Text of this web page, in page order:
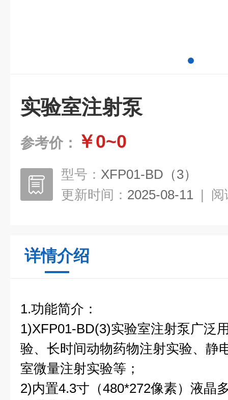
实验室注射泵
参考价： ￥0~0
型号： XFP01-BD（3）
更新时间： 2025-08-11 | 阅
详情介绍
1.功能简介：
1)XFP01-BD(3)实验室注射泵广泛
验、长时间动物药物注射实验、静
室微量注射实验等；
2)内置4.3寸（480*272像素）液晶